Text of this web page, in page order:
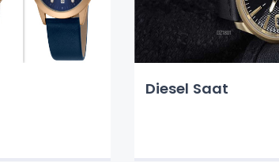
Diesel Saat